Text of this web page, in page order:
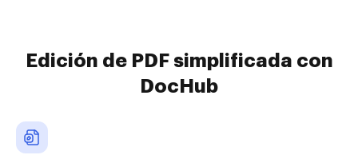
Edición de PDF simplificada con
DocHub